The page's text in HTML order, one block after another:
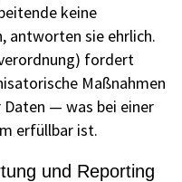
keine
antworten sie ehrlich.
fordert
Maßnahmen
Daten — was bei einer
erfüllbar ist.
und Reporting